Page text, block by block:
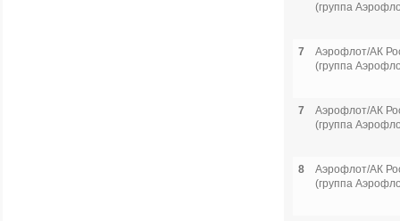
(группа
7
Аэрофлот/АК
(группа
7
Аэрофлот/АК
(группа
8
Аэрофлот/АК
(группа